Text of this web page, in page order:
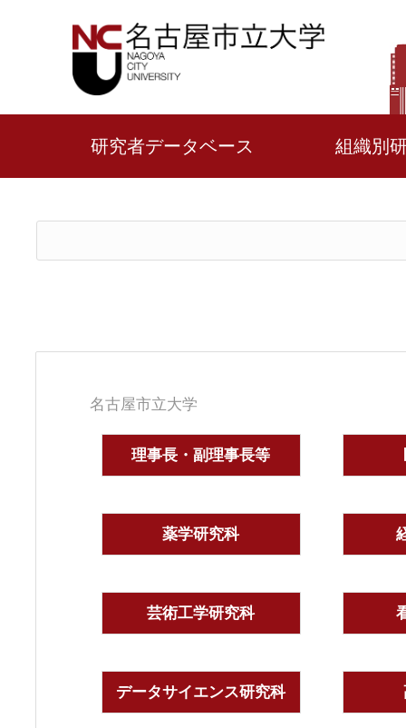
研究者データベース 組織別
名古屋市立大学
理事長・副理事長等
薬学研究科
芸術工学研究科
データサイエンス研究科